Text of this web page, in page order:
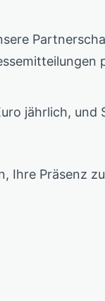
jährlich, und
Ihre Präsenz